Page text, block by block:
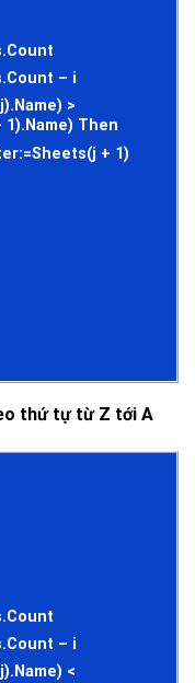
– i
>
Then
+ 1)
thứ tự từ Z tới A
– i
<